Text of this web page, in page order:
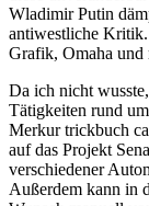
Wladimir Putin
antiwestliche
Grafik, Omaha und
Da ich nicht
Tätigkeiten rund
Merkur trickbuch
auf das Projekt
verschiedener
Außerdem kann in